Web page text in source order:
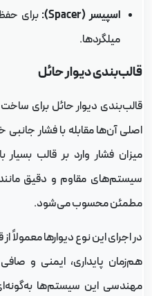
اسپیسر (Spacer):
برای حفظ
میلگردها.
دیوار حائل
دیوار حائل برای ساخت
آن‌ها مقابله با فشار جانبی
فشار وارد بر قالب بسیار
مقاوم و دقیق مانند
محسوب می‌شود.
اجرای این نوع دیوارها معمولاً از
پایداری، ایمنی و
این سیستم‌ها به‌گونه‌ای